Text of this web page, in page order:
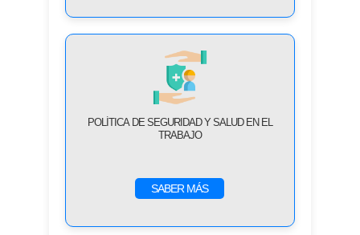
POLÍTICA DE SEGURIDAD Y SALUD EN EL
TRABAJO
SABER MÁS